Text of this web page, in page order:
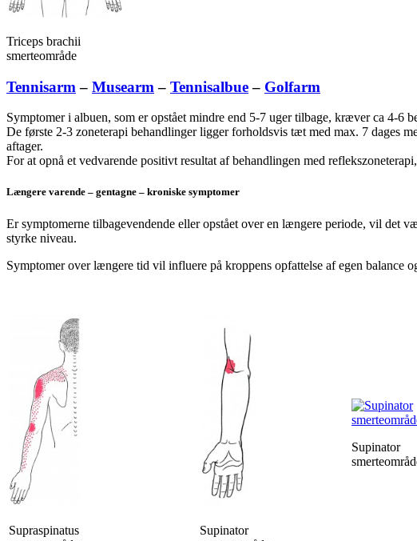
Triceps brachii
smerteområde
Tennisarm – Musearm – Tennisalbue– Golfarm
Symptomer i albuen, som er opstået mindre end 5-7 uger tilbage, kræver ca 4-6
De første 2-3 zoneterapi behandlinger ligger forholdsvis tæt med max. 7 dages
aftager.
For at opnå et vedvarende positivt resultat af behandlingen med
Længere varende – gentagne – kroniske symptomer
Er symptomerne tilbagevendende eller opstået over en længere periode, vil det
styrke niveau.
Symptomer over længere tid vil influere på kroppens opfattelse af egen
Supraspinatus
Supinator
Supinator